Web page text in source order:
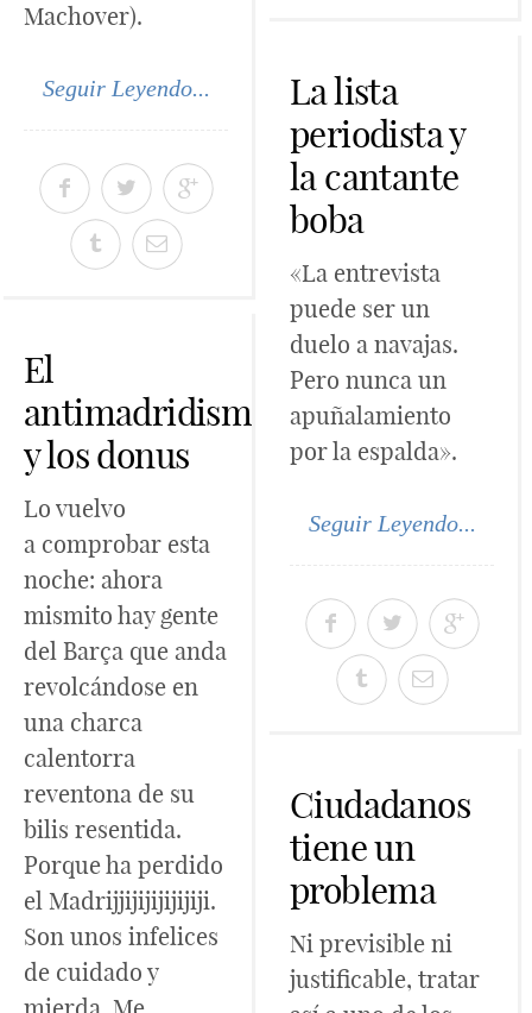
Machover).
Seguir Leyendo...
La lista
periodista y
la cantante
boba
«La entrevista
puede ser un
duelo a navajas.
Pero nunca un
apuñalamiento
por la espalda».
Seguir Leyendo...
El
antimadridismo
y los donus
Lo vuelvo
a comprobar esta
noche: ahora
mismito hay gente
del Barça que anda
revolcándose en
una charca
calentorra
reventona de su
bilis resentida.
Porque ha perdido
el Madrijjijijijijijiji.
Son unos infelices
de cuidado y
Ciudadanos
tiene un
problema
Ni previsible ni
justificable, tratar